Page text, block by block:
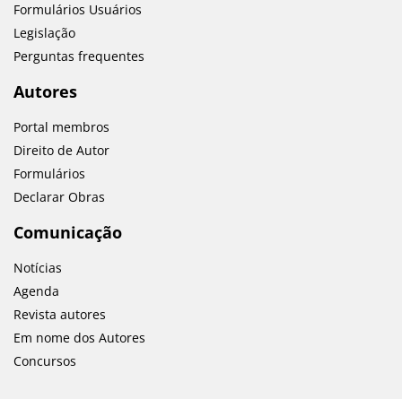
Formulários Usuários
Legislação
Perguntas frequentes
Autores
Portal membros
Direito de Autor
Formulários
Declarar Obras
Comunicação
Notícias
Agenda
Revista autores
Em nome dos Autores
Concursos